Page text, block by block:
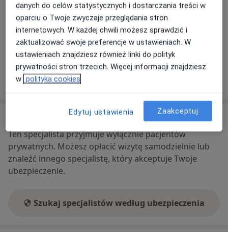
Dostępność
W tym gabinecie nie można umawiać wizyt przez
internet
Co mam zrobić w tej sytuacji?
Ubezpieczenia - brak akceptowanych
Ten specjalista przyjmuje wyłącznie pacjentów
prywatnych. Możesz opłacić wizytę samodzielnie lub
znaleźć innego specjalistę, który akceptuje Twoje
ubezpieczenie.
Szukaj specjalistów według ubezpieczenia
danych do celów statystycznych i dostarczania treści w
oparciu o Twoje zwyczaje przeglądania stron
internetowych. W każdej chwili możesz sprawdzić i
zaktualizować swoje preferencje w ustawieniach. W
ustawieniach znajdziesz również linki do polityk
prywatności stron trzecich. Więcej informacji znajdziesz
w polityka cookies
Edytuj ustawienia Zaakceptuj